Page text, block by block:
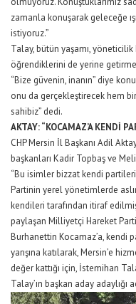
zamanla konuşarak geleceğe
istiyoruz.”
Talay, bütün yaşamı,
öğrendiklerini de yerine
“Bize güvenin, inanın” diye
onu da gerçekleştirecek hem
sahibiz” dedi.
AKTAY: “KOCAMAZ’A KENDİ
CHP Mersin İl Başkanı Adil
başkanları Kadir Topbaş ve
“Bu isimler bizzat kendi
Partinin yerel yönetimlerde
kendileri tarafından itiraf
paylaşan Milliyetçi Hareket
Burhanettin Kocamaz’a, kendi
yarışına katılarak, Mersin’e
değer kattığı için, İstemihan
Talay’ın başkan aday adaylığı